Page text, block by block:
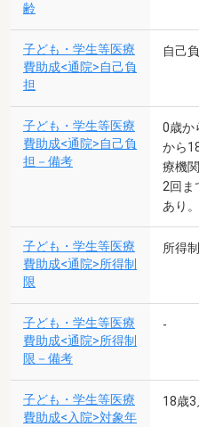
齢
子ども・学生等医療
費助成<通院>自己負
担
自己
子ども・学生等医療
費助成<通院>自己負
担－備考
0歳か
から
療機
2回ま
あり。
子ども・学生等医療
費助成<通院>所得制
限
所得
子ども・学生等医療
費助成<通院>所得制
限－備考
-
子ども・学生等医療
費助成<入院>対象年
18歳